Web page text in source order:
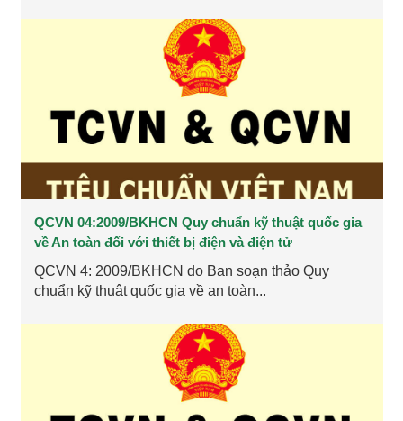
QCVN 04:2009/BKHCN Quy chuẩn kỹ thuật quốc gia
về An toàn đối với thiết bị điện và điện tử
QCVN 4: 2009/BKHCN do Ban soạn thảo Quy
chuẩn kỹ thuật quốc gia về an toàn...